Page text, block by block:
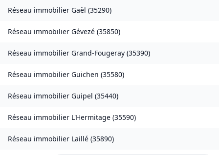
Réseau immobilier Gaël (35290)
Réseau immobilier Gévezé (35850)
Réseau immobilier Grand-Fougeray (35390)
Réseau immobilier Guichen (35580)
Réseau immobilier Guipel (35440)
Réseau immobilier L'Hermitage (35590)
Réseau immobilier Laillé (35890)